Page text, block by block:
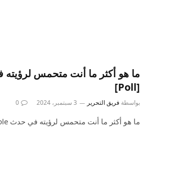
[Poll]
بواسطة فريق التحرير 3 سبتمبر، 2024 0
ما هو أكثر ما أنت متحمس لرؤيته في حدث Apple الأسبوع المقبل؟[Poll]